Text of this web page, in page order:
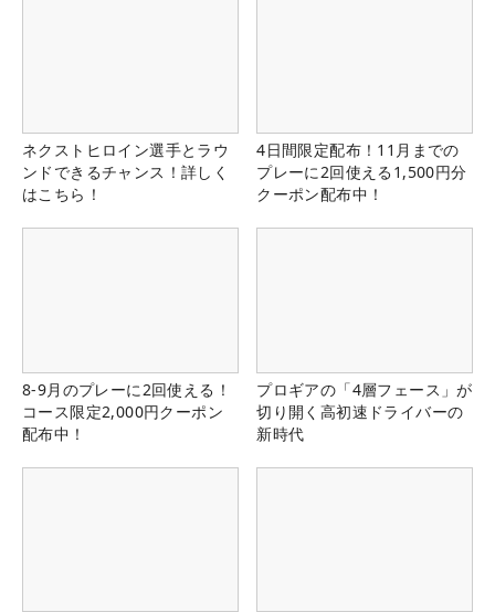
ネクストヒロイン選手とラウ
ンドできるチャンス！詳しく
はこちら！
4日間限定配布！11月までの
プレーに2回使える1,500円分
クーポン配布中！
8-9月のプレーに2回使える！
コース限定2,000円クーポン
配布中！
プロギアの「4層フェース」が
切り開く高初速ドライバーの
新時代